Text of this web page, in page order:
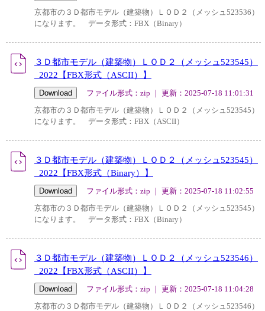
京都市の３Ｄ都市モデル（建築物）ＬＯＤ２（メッシュ523536）
になります。 データ形式：FBX（Binary）
３Ｄ都市モデル（建築物）ＬＯＤ２（メッシュ523545）
_2022【FBX形式（ASCII）】
ファイル形式：zip ｜ 更新：2025-07-18 11:01:31
京都市の３Ｄ都市モデル（建築物）ＬＯＤ２（メッシュ523545）
になります。 データ形式：FBX（ASCII）
３Ｄ都市モデル（建築物）ＬＯＤ２（メッシュ523545）
_2022【FBX形式（Binary）】
ファイル形式：zip ｜ 更新：2025-07-18 11:02:55
京都市の３Ｄ都市モデル（建築物）ＬＯＤ２（メッシュ523545）
になります。 データ形式：FBX（Binary）
３Ｄ都市モデル（建築物）ＬＯＤ２（メッシュ523546）
_2022【FBX形式（ASCII）】
ファイル形式：zip ｜ 更新：2025-07-18 11:04:28
京都市の３Ｄ都市モデル（建築物）ＬＯＤ２（メッシュ523546）